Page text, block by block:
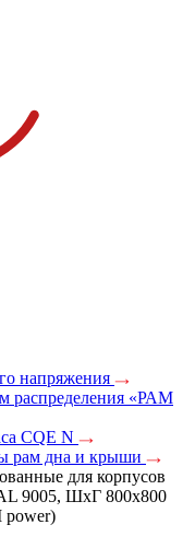
напряжения
распределения «РАМ
CQE N
рам дна и крыши
для корпусов
9005, ШхГ 800х800
power)